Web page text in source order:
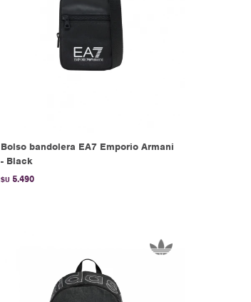
Bolso bandolera EA7 Emporio Armani
- Black
$U 5.490